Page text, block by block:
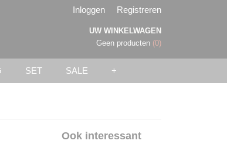
Inloggen Registreren
UW WINKELWAGEN
Geen producten (0)
SET SALE +
Ook interessant